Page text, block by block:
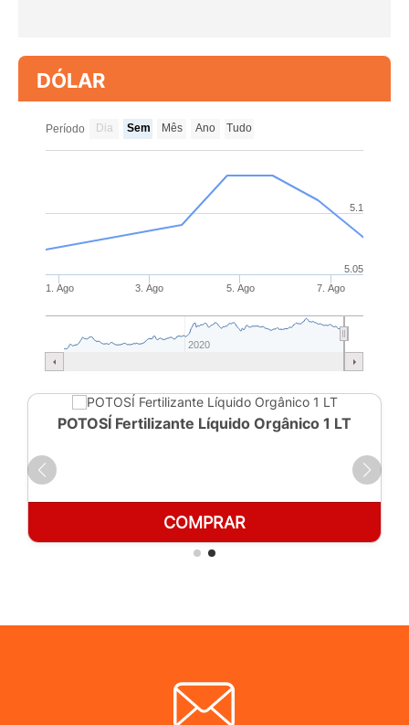
DÓLAR
Período Dia Sem Mês Ano Tudo
1. Ago 3. Ago 5. Ago 7. Ago
2020
5.05
5.1
POTOSÍ Fertilizante Líquido Orgânico 1 LT
COMPRAR